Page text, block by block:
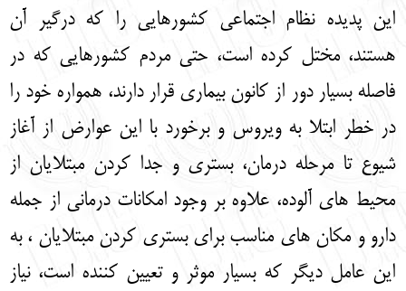
این پدیده نظام اجتماعی کشورهایی را که درگیر آن
هستند، مختل کرده است، حتی مردم کشورهایی که در
فاصله بسیار دور از کانون بیماری قرار دارند، همواره خود را
در خطر ابتلا به ویروس و برخورد با این عوارض از آغاز
شیوع تا مرحله درمان، بستری و جدا کردن مبتلایان از
محیط های آلوده، علاوه بر وجود امکانات درمانی از جمله
دارو و مکان های مناسب برای بستری کردن مبتلایان ، به
این عامل دیگر که بسیار موثر و تعیین کننده است، نیاز